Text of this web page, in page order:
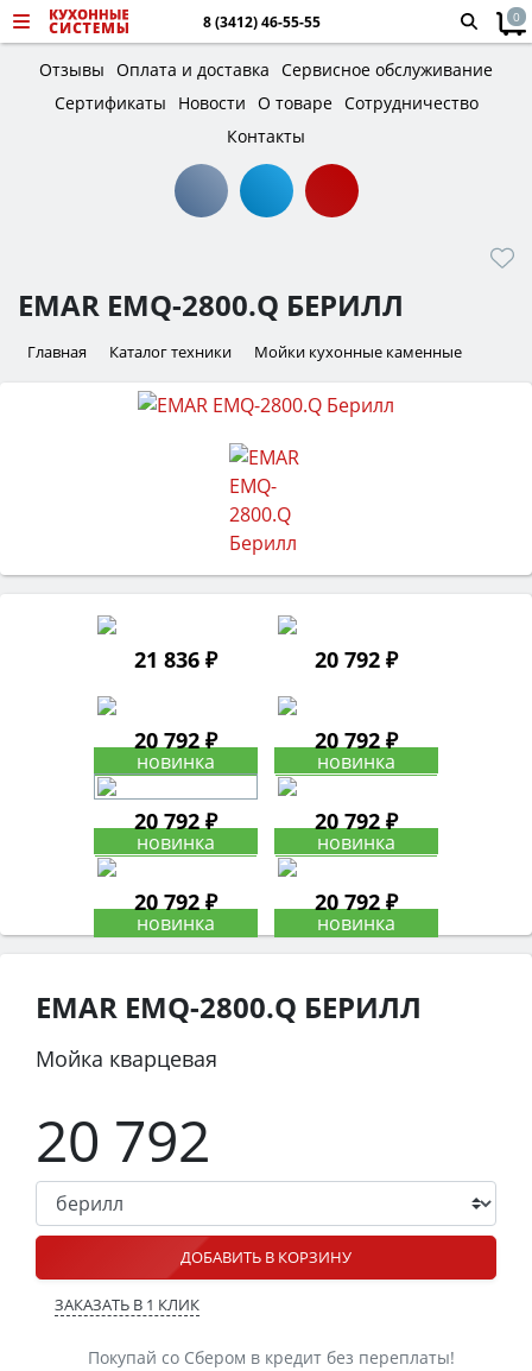
8 (3412) 46-55-55 0
Отзывы Оплата и доставка Сервисное обслуживание
Сертификаты
Новости О товаре Сотрудничество
Контакты
EMAR EMQ-2800.Q БЕРИЛЛ
Главная Каталог техники Мойки кухонные каменные
21 836 ₽ 20 792 ₽
20 792 ₽ 20 792 ₽
20 792 ₽ 20 792 ₽
20 792 ₽ 20 792 ₽
EMAR EMQ-2800.Q БЕРИЛЛ
Мойка кварцевая
20 792
ДОБАВИТЬ В КОРЗИНУ
ЗАКАЗАТЬ В 1 КЛИК
Покупай со Сбером в кредит без переплаты!